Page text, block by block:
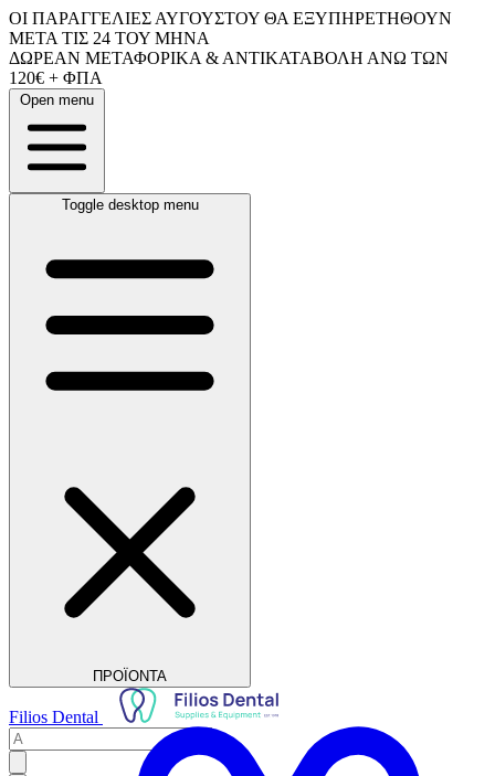
ΟΙ ΠΑΡΑΓΓΕΛΙΕΣ ΑΥΓΟΥΣΤΟΥ ΘΑ ΕΞΥΠΗΡΕΤΗΘΟΥΝ
ΜΕΤΑ ΤΙΣ 24 ΤΟΥ ΜΗΝΑ
ΔΩΡΕΑΝ ΜΕΤΑΦΟΡΙΚΑ & ΑΝΤΙΚΑΤΑΒΟΛΗ ΑΝΩ ΤΩΝ
120€ + ΦΠΑ
Open menu
Toggle desktop menu
ΠΡΟΪΟΝΤΑ
Filios Dental